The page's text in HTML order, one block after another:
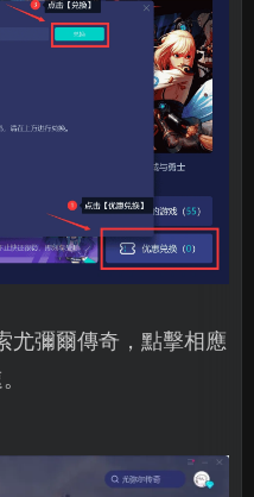
尤彌爾傳奇，點擊相應